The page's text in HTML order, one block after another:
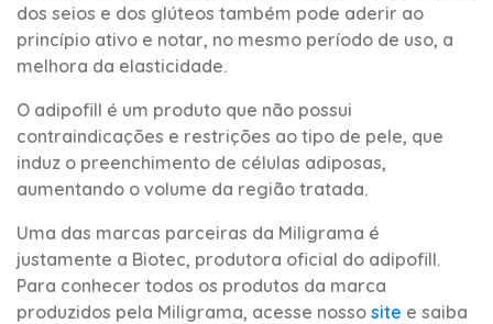
dos seios e dos glúteos também pode aderir ao
princípio ativo e notar, no mesmo período de uso, a
melhora da elasticidade.
O adipofill é um produto que não possui
contraindicações e restrições ao tipo de pele, que
induz o preenchimento de células adiposas,
aumentando o volume da região tratada.
Uma das marcas parceiras da Miligrama é
justamente a Biotec, produtora oficial do adipofill.
Para conhecer todos os produtos da marca
produzidos pela Miligrama, acesse nosso site e saiba